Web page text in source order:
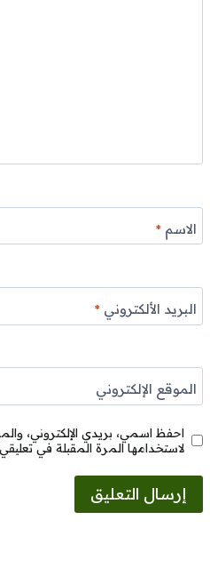
الاسم*
البريد الألكتروني*
الموقع الإلكتروني
احفظ اسمي، بريدي الإلكتروني،
لاستخدامها المرة المقبلة في